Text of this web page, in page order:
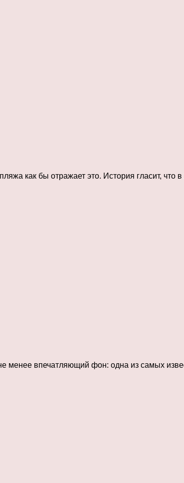
как бы отражает это. История гласит, что
впечатляющий фон: одна из самых